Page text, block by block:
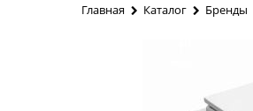
Главная Каталог Бренды